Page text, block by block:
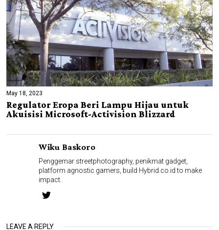
May 18, 2023
Regulator Eropa Beri Lampu Hijau untuk
Akuisisi Microsoft-Activision Blizzard
Wiku Baskoro
Penggemar streetphotography, penikmat gadget,
platform agnostic gamers, build Hybrid.co.id to make
impact.
LEAVE A REPLY